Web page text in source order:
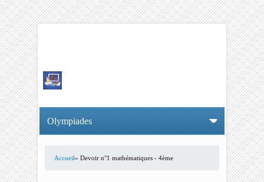
Accueil» Devoir n°1 mathématiques - 4ème